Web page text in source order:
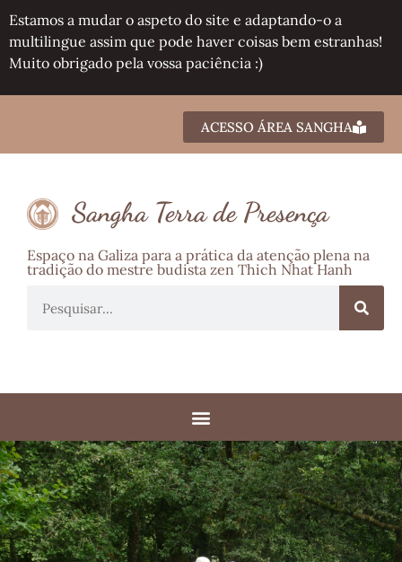
Estamos a mudar o aspeto do site e adaptando-o a
multilingue assim que pode haver coisas bem estranhas!
Muito obrigado pela vossa paciência :)
ACESSO ÁREA SANGHA
Sangha Terra de Presença
Espaço na Galiza para a prática da atenção plena na
tradição do mestre budista zen Thich Nhat Hanh